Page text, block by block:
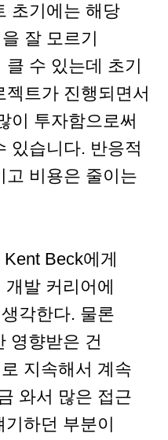
초기에는 해당
잘 모르기
수 있는데 초기
트가 진행되면서
이 투자함으로써
있습니다. 반응적
고 비용은 줄이는
Beck에게
발 커리어에
각한다. 물론
영향받은 건
지속해서 계속
와서 많은 접근
하던 부분이